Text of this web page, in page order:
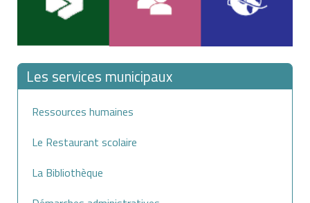
Les services municipaux
Ressources humaines
Le Restaurant scolaire
La Bibliothèque